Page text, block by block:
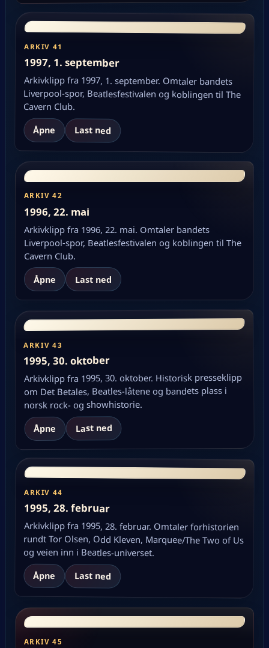
ARKIV 41
1997, 1. september
Arkivklipp fra 1997, 1. september. Omtaler bandets
Liverpool-spor, Beatlesfestivalen og koblingen til The
Cavern Club.
Åpne Last ned
ARKIV 42
1996, 22. mai
Arkivklipp fra 1996, 22. mai. Omtaler bandets
Liverpool-spor, Beatlesfestivalen og koblingen til The
Cavern Club.
Åpne Last ned
ARKIV 43
1995, 30. oktober
Arkivklipp fra 1995, 30. oktober. Historisk presseklipp
om Det Betales, Beatles-låtene og bandets plass i
norsk rock- og showhistorie.
Åpne Last ned
ARKIV 44
1995, 28. februar
Arkivklipp fra 1995, 28. februar. Omtaler forhistorien
rundt Tor Olsen, Odd Kleven, Marquee/The Two of Us
og veien inn i Beatles-universet.
Åpne Last ned
ARKIV 45